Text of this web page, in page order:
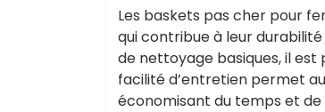
Les baskets pas cher pour
qui contribue à leur
de nettoyage basiques, il
facilité d’entretien permet
économisant du temps et de